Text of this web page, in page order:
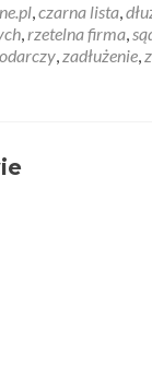
,czarna lista,
,rzetelna firma,
,zadłużenie,